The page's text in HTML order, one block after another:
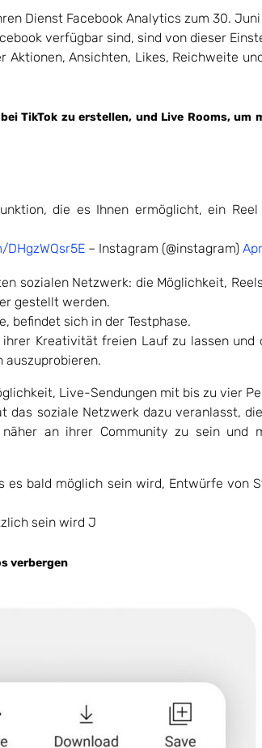
Dienst Facebook Analytics zum 30.
verfügbar sind, sind von dieser
Aktionen, Ansichten, Likes, Reichweite
TikTok zu erstellen, und Live Rooms, um
die es Ihnen ermöglicht, ein
– Instagram (@instagram)
sozialen Netzwerk: die Möglichkeit,
gestellt werden.
befindet sich in der Testphase.
Kreativität freien Lauf zu lassen und
auszuprobieren.
Live-Sendungen mit bis zu vier
das soziale Netzwerk dazu veranlasst,
an ihrer Community zu sein und
es bald möglich sein wird, Entwürfe von
sein wird J
verbergen